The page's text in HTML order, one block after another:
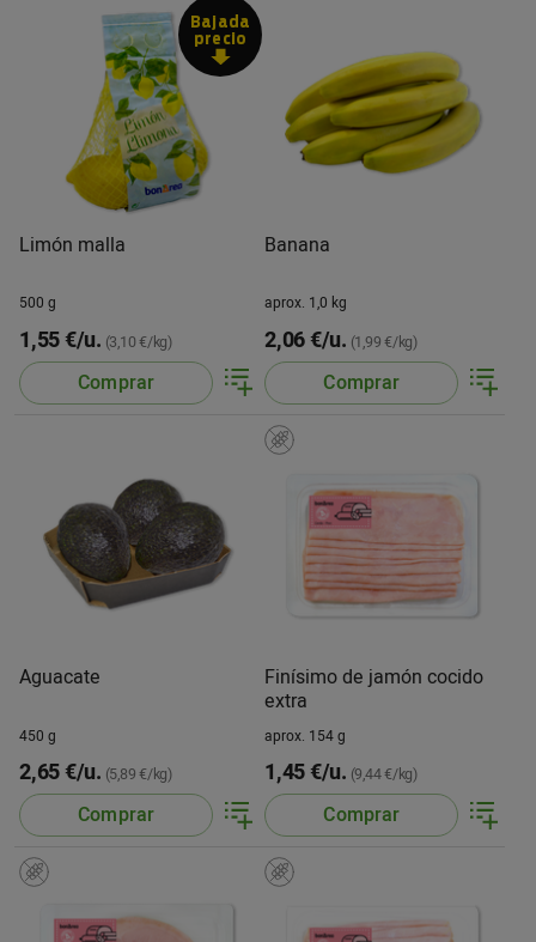
Bajada
precio
Limón malla
500 g
1,55 €/u. (3,10 €/kg)
Comprar
Banana
aprox. 1,0 kg
2,06 €/u. (1,99 €/kg)
Comprar
Aguacate
450 g
2,65 €/u. (5,89 €/kg)
Comprar
Finísimo de jamón cocido
extra
aprox. 154 g
1,45 €/u. (9,44 €/kg)
Comprar